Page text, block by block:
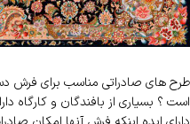
طرح های صادراتی مناسب برای فرش
است ؟ بسیاری از بافندگان و کارگاه